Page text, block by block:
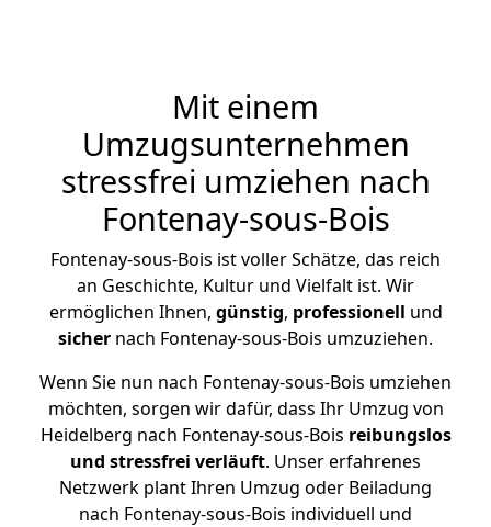
Mit einem
Umzugsunternehmen
stressfrei umziehen nach
Fontenay-sous-Bois
Fontenay-sous-Bois ist voller Schätze, das reich
an Geschichte, Kultur und Vielfalt ist. Wir
ermöglichen Ihnen, günstig, professionell und
sicher nach Fontenay-sous-Bois umzuziehen.
Wenn Sie nun nach Fontenay-sous-Bois umziehen
möchten, sorgen wir dafür, dass Ihr Umzug von
Heidelberg nach Fontenay-sous-Bois reibungslos
und stressfrei verläuft. Unser erfahrenes
Netzwerk plant Ihren Umzug oder Beiladung
nach Fontenay-sous-Bois individuell und